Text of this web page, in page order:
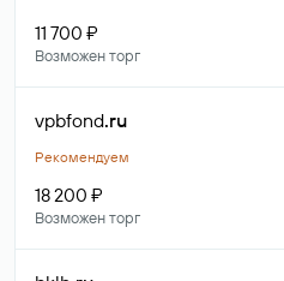
11 700 ₽
Возможен торг
vpbfond.ru
Рекомендуем
18 200 ₽
Возможен торг